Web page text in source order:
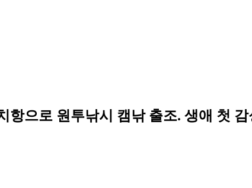
항으로 원투낚시 캠낚 출조. 생애 첫